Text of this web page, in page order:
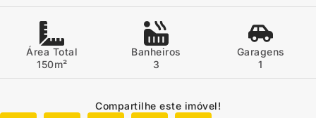
Área Total
150m²
Banheiros
3
Garagens
1
Compartilhe este imóvel!